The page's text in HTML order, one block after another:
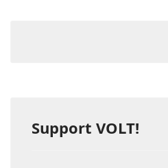
Support VOLT!